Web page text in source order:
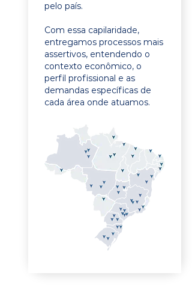
pelo país.
Com essa capilaridade,
entregamos processos mais
assertivos, entendendo o
contexto econômico, o
perfil profissional e as
demandas específicas de
cada área onde atuamos.